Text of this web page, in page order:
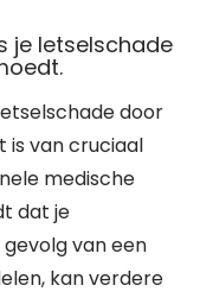
je letselschade
door
is van cruciaal
medische
dat je
van een
kan verdere